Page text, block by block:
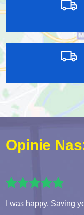
Opinie
I was happy. Saving